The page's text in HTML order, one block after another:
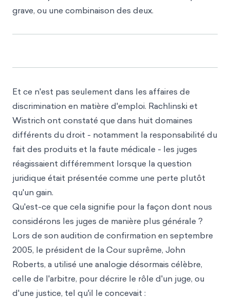
grave, ou une combinaison des deux.
Et ce n'est pas seulement dans les affaires de
discrimination en matière d'emploi. Rachlinski et
Wistrich ont constaté que dans huit domaines
différents du droit - notamment la responsabilité du
fait des produits et la faute médicale - les juges
réagissaient différemment lorsque la question
juridique était présentée comme une perte plutôt
qu'un gain.
Qu'est-ce que cela signifie pour la façon dont nous
considérons les juges de manière plus générale ?
Lors de son audition de confirmation en septembre
2005, le président de la Cour suprême, John
Roberts, a utilisé une analogie désormais célèbre,
celle de l'arbitre, pour décrire le rôle d'un juge, ou
d'une justice, tel qu'il le concevait :